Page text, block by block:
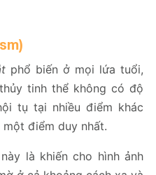
phổ biến ở mọi lứa tuổi,
tinh thể không có độ
tụ tại nhiều điểm khác
điểm duy nhất.
này là khiến cho hình ảnh